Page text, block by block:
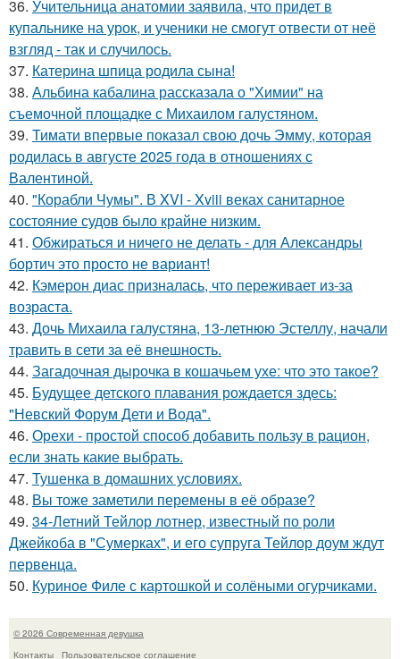
36. Учительница анатомии заявила, что придет в
купальнике на урок, и ученики не смогут отвести от неё
взгляд - так и случилось.
37. Катерина шпица родила сына!
38. Альбина кабалина рассказала о "Химии" на
съемочной площадке с Михаилом галустяном.
39. Тимати впервые показал свою дочь Эмму, которая
родилась в августе 2025 года в отношениях с
Валентиной.
40. "Корабли Чумы". В XVI - Xviii веках санитарное
состояние судов было крайне низким.
41. Обжираться и ничего не делать - для Александры
бортич это просто не вариант!
42. Кэмерон диас призналась, что переживает из-за
возраста.
43. Дочь Михаила галустяна, 13-летнюю Эстеллу, начали
травить в сети за её внешность.
44. Загадочная дырочка в кошачьем ухе: что это такое?
45. Будущее детского плавания рождается здесь:
"Невский Форум Дети и Вода".
46. Орехи - простой способ добавить пользу в рацион,
если знать какие выбрать.
47. Тушенка в домашних условиях.
48. Вы тоже заметили перемены в её образе?
49. 34-Летний Тейлор лотнер, известный по роли
Джейкоба в "Сумерках", и его супруга Тейлор доум ждут
первенца.
50. Куриное Филе с картошкой и солёными огурчиками.
© 2026 Современная девушка
Контакты
Пользовательское соглашение